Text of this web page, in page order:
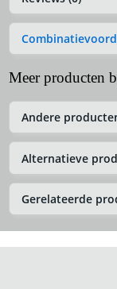
Meer producten
Andere
Alternatieve
Gerelateerde